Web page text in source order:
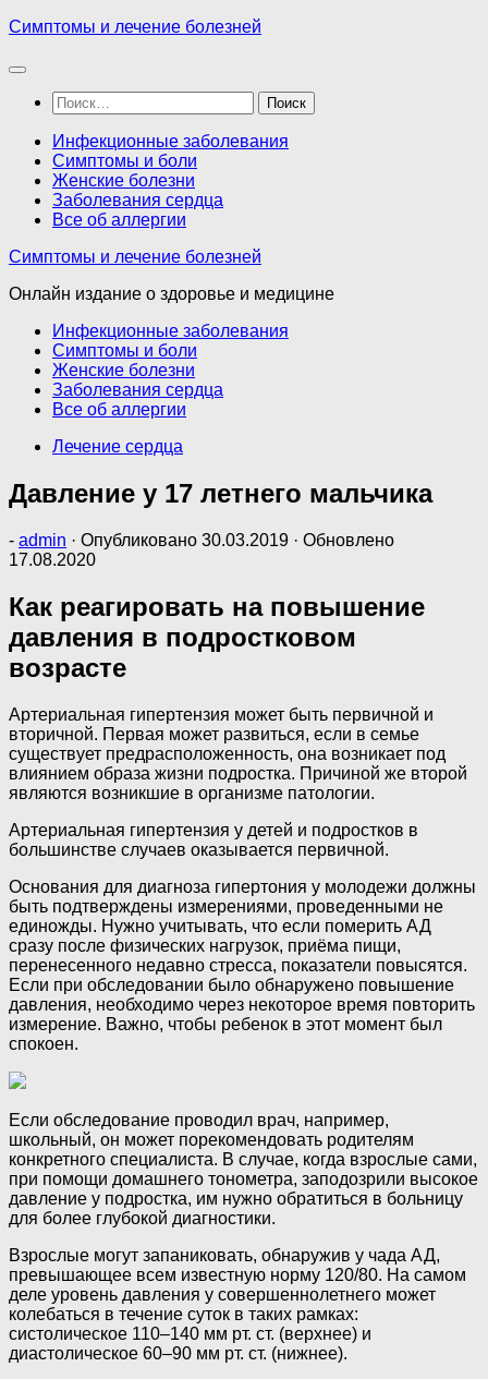
Перейти
содержимому
Симптомы и лечение болезней
Найти:
Инфекционные заболевания
Симптомы и боли
Женские болезни
Заболевания сердца
Все об аллергии
Симптомы и лечение болезней
Онлайн издание о здоровье и медицине
Инфекционные заболевания
Симптомы и боли
Женские болезни
Заболевания сердца
Все об аллергии
Лечение сердца
Давление у 17 летнего мальчика
- admin · Опубликовано 30.03.2019 · Обновлено
17.08.2020
Как реагировать на повышение
давления в подростковом
возрасте
Артериальная гипертензия может быть первичной и
вторичной. Первая может развиться, если в семье
существует предрасположенность, она возникает под
влиянием образа жизни подростка. Причиной же второй
являются возникшие в организме патологии.
Артериальная гипертензия у детей и подростков в
большинстве случаев оказывается первичной.
Основания для диагноза гипертония у молодежи должны
быть подтверждены измерениями, проведенными не
единожды. Нужно учитывать, что если померить АД
сразу после физических нагрузок, приёма пищи,
перенесенного недавно стресса, показатели повысятся.
Если при обследовании было обнаружено повышение
давления, необходимо через некоторое время повторить
измерение. Важно, чтобы ребенок в этот момент был
спокоен.
Если обследование проводил врач, например,
школьный, он может порекомендовать родителям
конкретного специалиста. В случае, когда взрослые сами,
при помощи домашнего тонометра, заподозрили высокое
давление у подростка, им нужно обратиться в больницу
для более глубокой диагностики.
Взрослые могут запаниковать, обнаружив у чада АД,
превышающее всем известную норму 120/80. На самом
деле уровень давления у совершеннолетнего может
колебаться в течение суток в таких рамках:
систолическое 110–140 мм рт. ст. (верхнее) и
диастолическое 60–90 мм рт. ст. (нижнее).